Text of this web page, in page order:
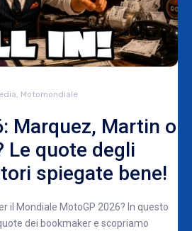
, Motomondiale
Marquez, Martin o
Le quote degli
spiegate bene!
il Mondiale MotoGP 2026? In questo
dei bookmaker e scopriamo